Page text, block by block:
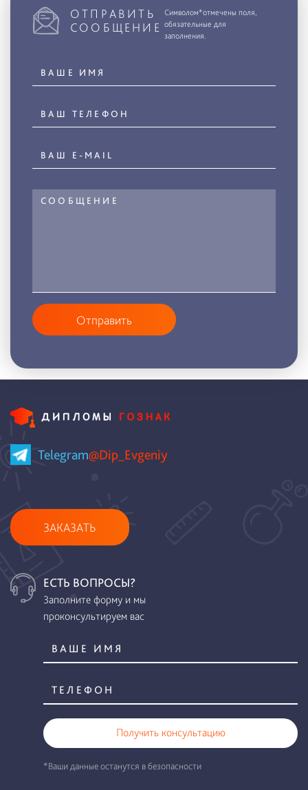
ОТПРАВИТЬ
СООБЩЕНИЕ
Символом*отмечены поля,
обязательные для
заполнения.
Отправить
Telegram@Dip_Evgeniy
ЗАКАЗАТЬ
ЕСТЬ ВОПРОСЫ?
Заполните форму и мы
проконсультируем вас
Получить консультацию
*Ваши данные останутся в безопасности